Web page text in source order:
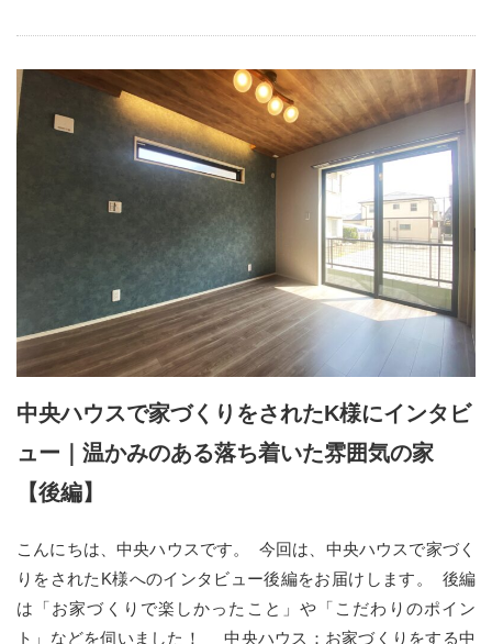
中央ハウスで家づくりをされたK様にインタビ
ュー｜温かみのある落ち着いた雰囲気の家
【後編】
こんにちは、中央ハウスです。 今回は、中央ハウスで家づく
りをされたK様へのインタビュー後編をお届けします。 後編
は「お家づくりで楽しかったこと」や「こだわりのポイン
ト」などを伺いました！ 中央ハウス：お家づくりをする中